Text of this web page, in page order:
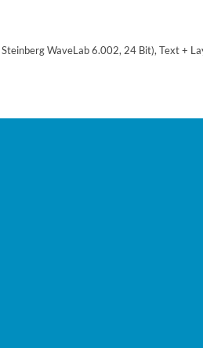
WaveLab 6.002, 24 Bit), Text +